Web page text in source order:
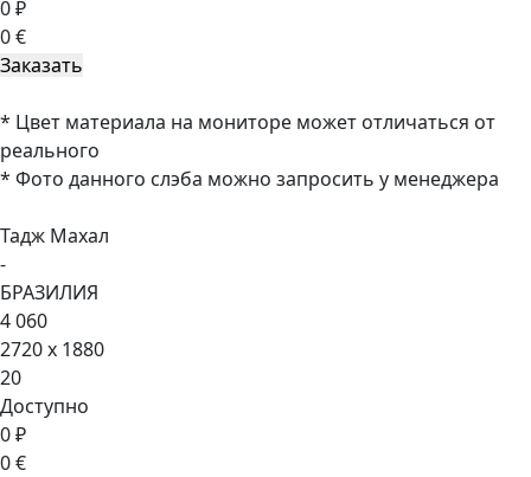
0 ₽
0 €
* Цвет материала на мониторе может отличаться от
реального
* Фото данного слэба можно запросить у менеджера
Тадж Махал
-
БРАЗИЛИЯ
4 060
2720 x 1880
20
Доступно
0 ₽
0 €